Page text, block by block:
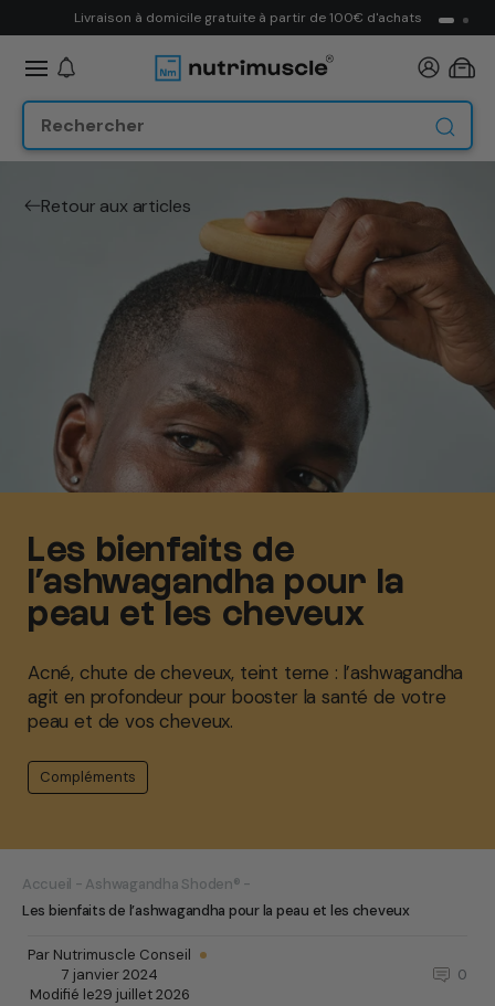
PASSER
CONTENU
Livraison à domicile gratuite à partir de 100€ d'achats
Panier
Retour aux articles
Les bienfaits de
l’ashwagandha pour la
peau et les cheveux
Acné, chute de cheveux, teint terne : l’ashwagandha
agit en profondeur pour booster la santé de votre
peau et de vos cheveux.
Compléments
Accueil - Ashwagandha Shoden® -
Les bienfaits de l’ashwagandha pour la peau et les cheveux
Par Nutrimuscle Conseil
7 janvier 2024
Modifié le29 juillet 2026
0